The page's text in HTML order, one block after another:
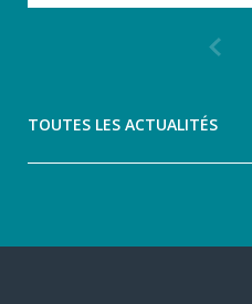
Article
TOUTES LES ACTUALITÉS